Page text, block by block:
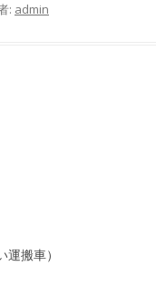
: admin
搬車）